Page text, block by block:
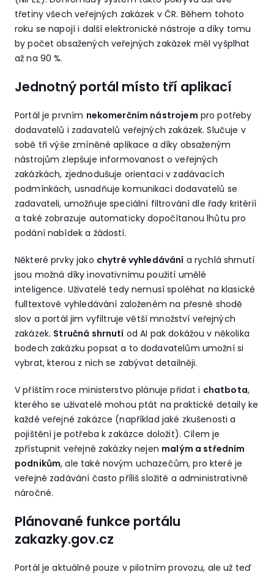
třetiny všech veřejných zakázek v ČR. Během tohoto
roku se napojí i další elektronické nástroje a díky tomu
by počet obsažených veřejných zakázek měl vyšplhat
až na 90 %.
Jednotný portál místo tří aplikací
Portál je prvním nekomerčním nástrojem pro potřeby
dodavatelů i zadavatelů veřejných zakázek. Slučuje v
sobě tři výše zmíněné aplikace a díky obsaženým
nástrojům zlepšuje informovanost o veřejných
zakázkách, zjednodušuje orientaci v zadávacích
podmínkách, usnadňuje komunikaci dodavatelů se
zadavateli, umožňuje speciální filtrování dle řady kritérií
a také zobrazuje automaticky dopočítanou lhůtu pro
podání nabídek a žádostí.
Některé prvky jako chytré vyhledávání a rychlá shrnutí
jsou možná díky inovativnímu použití umělé
inteligence. Uživatelé tedy nemusí spoléhat na klasické
fulltextové vyhledávání založeném na přesné shodě
slov a portál jim vyfiltruje větší množství veřejných
zakázek. Stručná shrnutí od AI pak dokážou v několika
bodech zakázku popsat a to dodavatelům umožní si
vybrat, kterou z nich se zabývat detailněji.
V příštím roce ministerstvo plánuje přidat i chatbota,
kterého se uživatelé mohou ptát na praktické detaily ke
každé veřejné zakázce (například jaké zkušenosti a
pojištění je potřeba k zakázce doložit). Cílem je
zpřístupnit veřejné zakázky nejen malým a středním
podnikům, ale také novým uchazečům, pro které je
veřejné zadávání často příliš složité a administrativně
náročné.
Plánované funkce portálu
zakazky.gov.cz
Portál je aktuálně pouze v pilotním provozu, ale už teď